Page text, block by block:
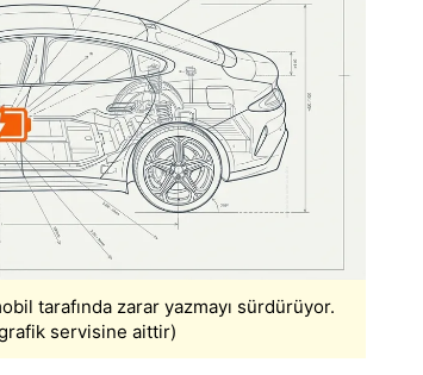
tarafında zarar yazmayı sürdürüyor.
servisine aittir)